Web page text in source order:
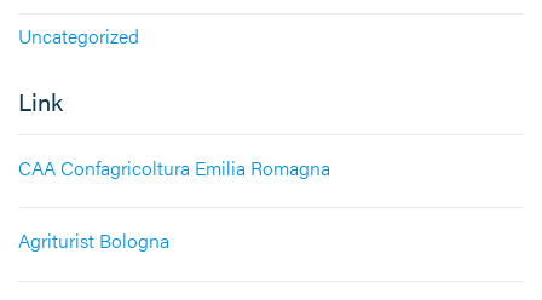
Uncategorized
Link
CAA Confagricoltura Emilia Romagna
Agriturist Bologna